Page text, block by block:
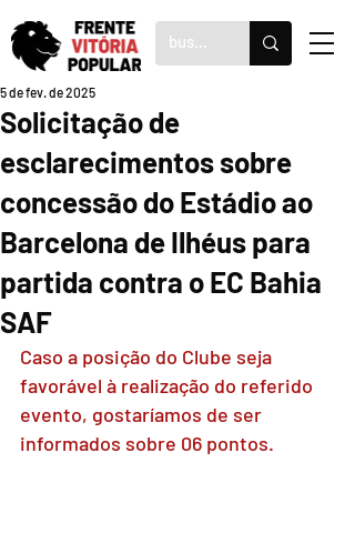
Solicitação de
esclarecimentos sobre
concessão do Estádio ao
Barcelona de Ilhéus para
partida contra o EC Bahia
SAF
5 de fev. de 2025
Caso a posição do Clube seja
favorável à realização do referido
evento, gostaríamos de ser
informados sobre 06 pontos.